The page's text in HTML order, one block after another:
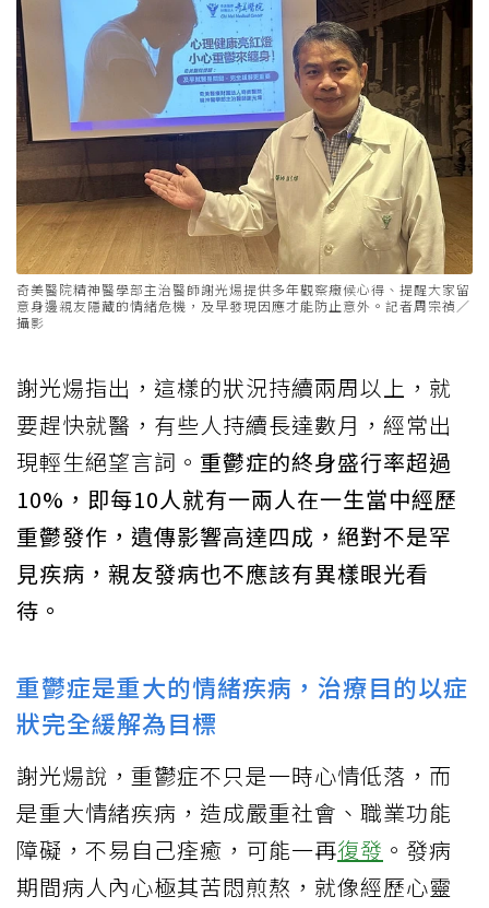
奇美醫院精神醫學部主治醫師謝光煬提供多年觀察癥候心得、提醒大家留
意身邊親友隱藏的情緒危機，及早發現因應才能防止意外。記者周宗禎／
攝影
謝光煬指出，這樣的狀況持續兩周以上，就
要趕快就醫，有些人持續長達數月，經常出
現輕生絕望言詞。 重鬱症的終身盛行率超過
10%，即每10人就有一兩人在一生當中經歷
重鬱發作，遺傳影響高達四成，絕對不是罕
見疾病，親友發病也不應該有異樣眼光看
待。
重鬱症是重大的情緒疾病，治療目的以症
狀完全緩解為目標
謝光煬說，重鬱症不只是一時心情低落，而
是重大情緒疾病，造成嚴重社會、職業功能
障礙，不易自己痊癒，可能一再復發 。發病
期間病人內心極其苦悶煎熬，就像經歷心靈